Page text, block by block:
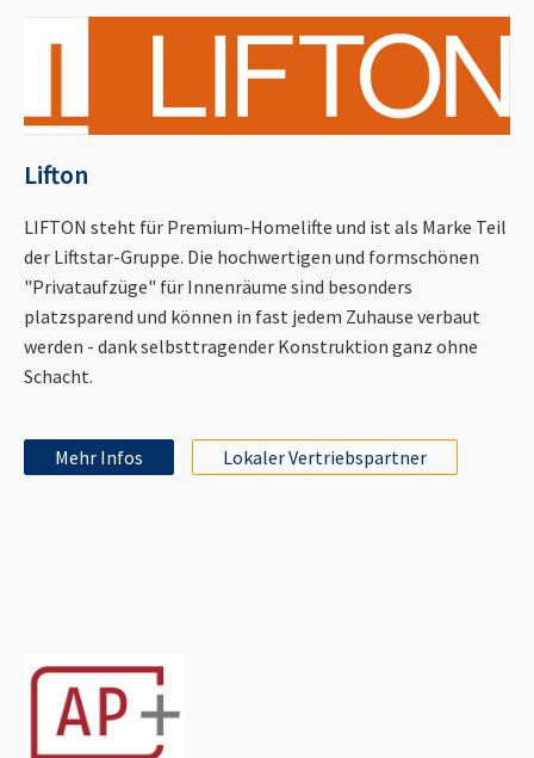
Lifton
LIFTON steht für Premium-Homelifte und ist als Marke Teil
der Liftstar-Gruppe. Die hochwertigen und formschönen
"Privataufzüge" für Innenräume sind besonders
platzsparend und können in fast jedem Zuhause verbaut
werden - dank selbsttragender Konstruktion ganz ohne
Schacht.
Mehr Infos Lokaler Vertriebspartner